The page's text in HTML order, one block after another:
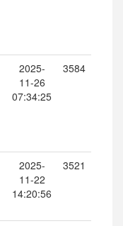
2025-
11-26
07:34:25
3584
2025-
11-22
14:20:56
3521